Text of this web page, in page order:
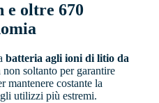
e oltre 670
batteria agli ioni di litio da
non soltanto per garantire
mantenere costante la
utilizzi più estremi.